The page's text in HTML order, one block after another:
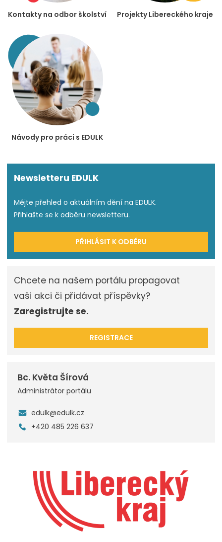
Kontakty na odbor školství Projekty Libereckého kraje
Návody pro práci s EDULK
Newsletteru EDULK
Mějte přehled o aktuálním dění na EDULK.
Přihlašte se k odběru newsletteru.
PŘIHLÁSIT K ODBĚRU
Chcete na našem portálu propagovat
vaši akci či přidávat příspěvky?
Zaregistrujte se.
REGISTRACE
Bc. Květa Šírová
Administrátor portálu
edulk@edulk.cz
+420 485 226 637